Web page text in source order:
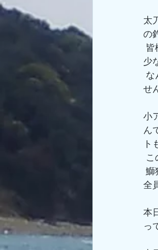
太
の
少
せ
小
ん
ト
こ
全
本
っ